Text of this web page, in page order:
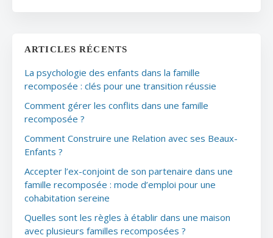
ARTICLES RÉCENTS
La psychologie des enfants dans la famille
recomposée : clés pour une transition réussie
Comment gérer les conflits dans une famille
recomposée ?
Comment Construire une Relation avec ses Beaux-
Enfants ?
Accepter l’ex-conjoint de son partenaire dans une
famille recomposée : mode d’emploi pour une
cohabitation sereine
Quelles sont les règles à établir dans une maison
avec plusieurs familles recomposées ?